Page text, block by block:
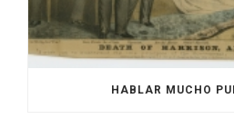
HABLAR MUCHO